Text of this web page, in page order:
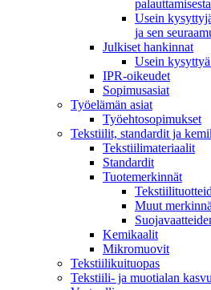
Usein
ja sen
Julkiset hankinnat
Usein
IPR-oikeudet
Sopimusasiat
Työelämän asiat
Työehto­sopimukset
Tekstiilit, standardit ja
Tekstiilimateriaalit
Standardit
Tuotemerkinnät
Muut
Kemikaalit
Mikromuovit
Tekstiilikuitu­opas
Tekstiili- ja muotialan